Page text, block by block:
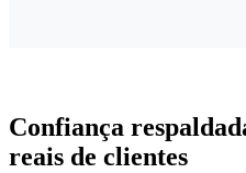
Confiança
reais de clientes